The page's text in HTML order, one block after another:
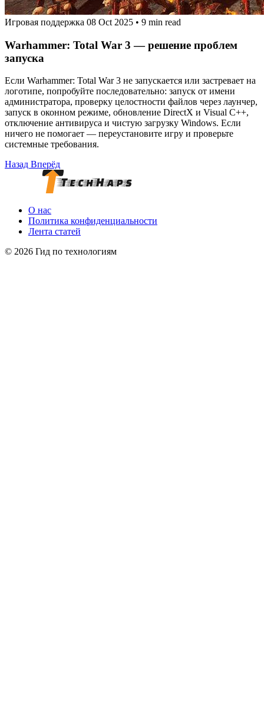
Игровая поддержка 08 Oct 2025 • 9 min read
Warhammer: Total War 3 — решение проблем
запуска
Если Warhammer: Total War 3 не запускается или застревает на
логотипе, попробуйте последовательно: запуск от имени
администратора, проверку целостности файлов через лаунчер,
запуск в оконном режиме, обновление DirectX и Visual C++,
отключение антивируса и чистую загрузку Windows. Если
ничего не помогает — переустановите игру и проверьте
системные требования.
Назад Вперёд
О нас
Политика конфиденциальности
Лента статей
© 2026 Гид по технологиям